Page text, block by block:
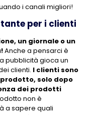
i canali migliori!
per i clienti
un giornale o un
Anche a pensarci è
pubblicità gioca un
clienti. I clienti sono
solo dopo
dei prodotti
non è
a sapere quali